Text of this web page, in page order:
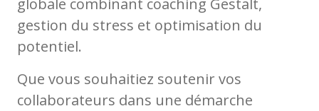
globale combinant coaching Gestalt,
gestion du stress et optimisation du
potentiel.
Que vous souhaitiez soutenir vos
collaborateurs dans une démarche